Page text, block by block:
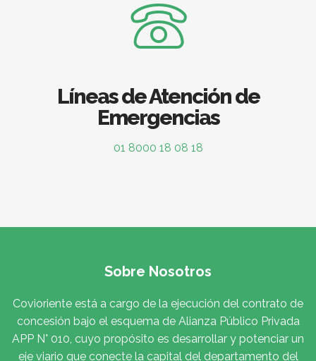
Líneas de Atención de
Emergencias
01 8000 18 08 18
Sobre Nosotros
Covioriente está a cargo de la ejecución del contrato de
concesión bajo el esquema de Alianza Público Privada
APP N° 010, cuyo propósito es desarrollar y potenciar un
eje viario que conecte la capital del departamento del